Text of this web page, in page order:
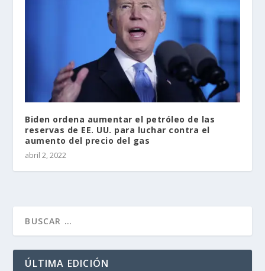
Biden ordena aumentar el petróleo de las
reservas de EE. UU. para luchar contra el
aumento del precio del gas
abril 2, 2022
ÚLTIMA EDICIÓN